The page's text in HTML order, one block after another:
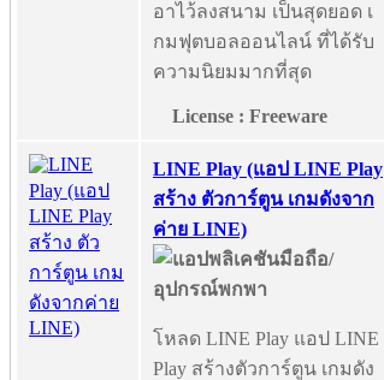
อาไว้ลงสนาม เป็นสุดยอด เ
กมฟุตบอลออนไลน์ ที่ได้รับ
ความนิยมมากที่สุด
License : Freeware
LINE Play (แอป LINE Play
สร้าง ตัวการ์ตูน เกมดังจาก
ค่าย LINE)
โหลด LINE Play แอป LINE
Play สร้างตัวการ์ตูน เกมดัง